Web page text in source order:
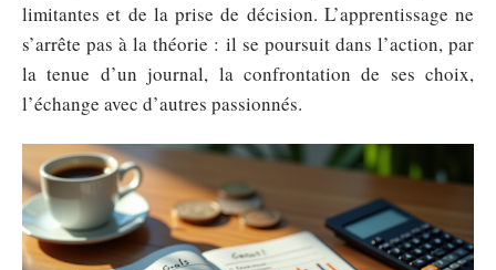
limitantes et de la prise de décision. L’apprentissage ne
s’arrête pas à la théorie : il se poursuit dans l’action, par
la tenue d’un journal, la confrontation de ses choix,
l’échange avec d’autres passionnés.